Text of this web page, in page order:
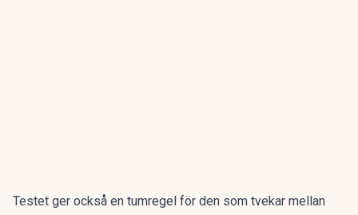
Testet ger också en tumregel för den som tvekar mellan